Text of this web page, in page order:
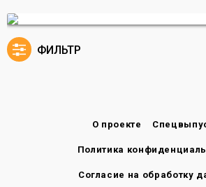
ФИЛЬТР
О проекте
Политика
Согласие на обработку